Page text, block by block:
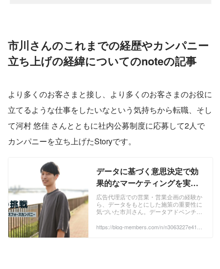
市川さんのこれまでの経歴やカンパニー
立ち上げの経緯についてのnoteの記事
より多くのお客さまと接し、より多くのお客さまのお役に
立てるような仕事をしたいなという気持ちから転職、そし
て河村 悠佳 さんとともに社内公募制度に応募して2人で
カンパニーを立ち上げたStoryです。
データに基づく意思決定で効
果的なマーケティングを実
現。成果を出し続けることが
カンパニーの存在意義です。
｜メンバーズBLOG
広告代理店での営業・営業企画の経験か
ら、データをもとにした施策の重要性に
気づいた市川さん。データアドベンチャ
活躍した後、より多くのお客さまの役に
https://blog-members.com/n/n3063227e413a